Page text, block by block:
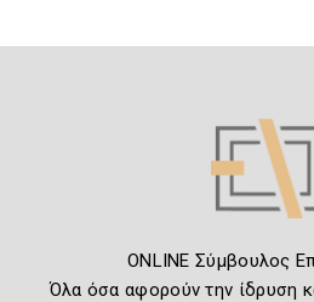
ONLINE Σύμβουλος
Όλα όσα αφορούν την ίδρυση